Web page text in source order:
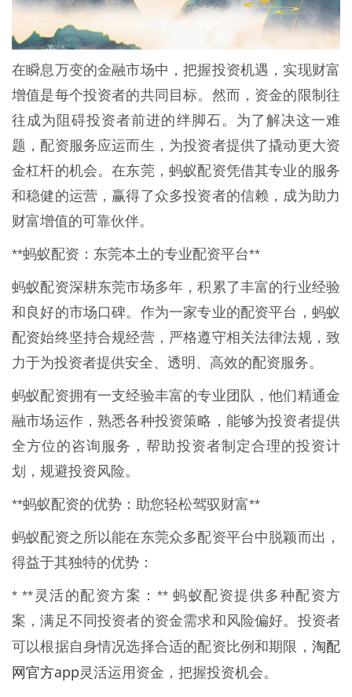
在瞬息万变的金融市场中，把握投资机遇，实现财富
增值是每个投资者的共同目标。然而，资金的限制往
往成为阻碍投资者前进的绊脚石。为了解决这一难
题，配资服务应运而生，为投资者提供了撬动更大资
金杠杆的机会。在东莞，蚂蚁配资凭借其专业的服务
和稳健的运营，赢得了众多投资者的信赖，成为助力
财富增值的可靠伙伴。
**蚂蚁配资：东莞本土的专业配资平台**
蚂蚁配资深耕东莞市场多年，积累了丰富的行业经验
和良好的市场口碑。作为一家专业的配资平台，蚂蚁
配资始终坚持合规经营，严格遵守相关法律法规，致
力于为投资者提供安全、透明、高效的配资服务。
蚂蚁配资拥有一支经验丰富的专业团队，他们精通金
融市场运作，熟悉各种投资策略，能够为投资者提供
全方位的咨询服务，帮助投资者制定合理的投资计
划，规避投资风险。
**蚂蚁配资的优势：助您轻松驾驭财富**
蚂蚁配资之所以能在东莞众多配资平台中脱颖而出，
得益于其独特的优势：
* **灵活的配资方案：** 蚂蚁配资提供多种配资方
案，满足不同投资者的资金需求和风险偏好。投资者
可以根据自身情况选择合适的配资比例和期限， 淘配
网官方app灵活运用资金，把握投资机会。